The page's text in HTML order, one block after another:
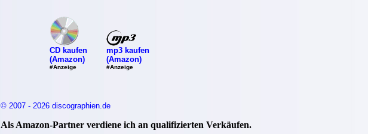
CD kaufen
(Amazon)
#Anzeige
mp3 kaufen
(Amazon)
#Anzeige
© 2007 - 2026 discographien.de
Als Amazon-Partner verdiene ich an qualifizierten Verkäufen.